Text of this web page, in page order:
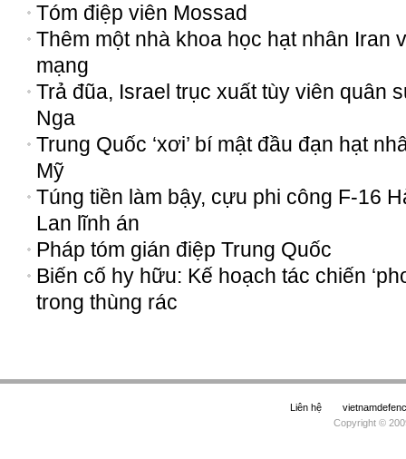
Tóm điệp viên Mossad
Thêm một nhà khoa học hạt nhân Iran
mạng
Trả đũa, Israel trục xuất tùy viên quân
Nga
Trung Quốc ‘xơi’ bí mật đầu đạn hạt
Mỹ
Túng tiền làm bậy, cựu phi công F-16
Lan lĩnh án
Pháp tóm gián điệp Trung Quốc
Biến cố hy hữu: Kế hoạch tác chiến
trong thùng rác
Liên hệ
Copyright ©